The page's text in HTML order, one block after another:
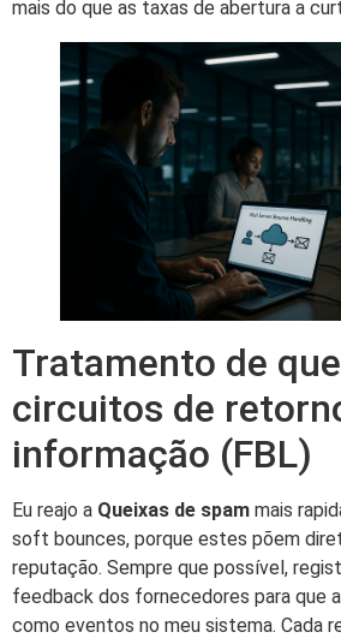
mais do que as taxas de abertura a
Tratamento de
circuitos de
informação (FBL)
Eu reajo a Queixas de spam mais
soft bounces, porque estes põem
reputação. Sempre que possível,
feedback dos fornecedores para que
como eventos no meu sistema. Cada